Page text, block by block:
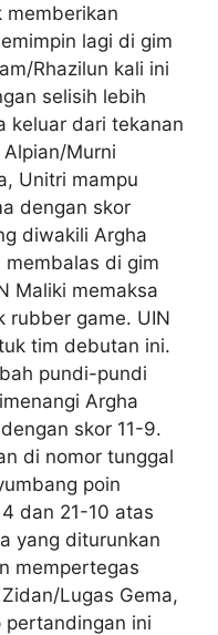
memberikan
lagi di gim
Rhazilun kali ini
selisih lebih
keluar dari tekanan
Murni
Unitri mampu
dengan skor
diwakili Argha
membalas di gim
Maliki memaksa
rubber game. UIN
tim debutan ini.
pundi-pundi
Argha
skor 11-9.
di nomor tunggal
poin
dan 21-10 atas
yang diturunkan
mempertegas
Lugas Gema,
pertandingan ini